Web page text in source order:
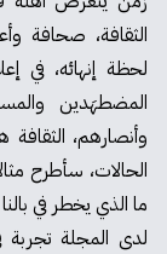
الثقافة، صحافة
لحظة إنهائه، في
المضطهَدين
وأنصارهم،
الحالات، سأطرح
ما الذي يخطر في
لدى المجلة تجربة